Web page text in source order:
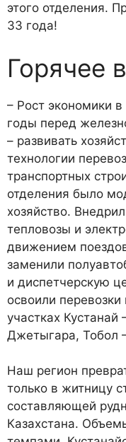
этого отделе­ния.
33 года!
Горячее
– Рост экономики
годы перед
– развивать
технологии
транспортных
отделения было
хозяйство.
тепловозы и
движени­ем
заменили
и диспетчер­скую
освоили
участках
Джеты­гара, Тобол
Наш регион
только в жит­ницу
составляющей
Ка­захстана.